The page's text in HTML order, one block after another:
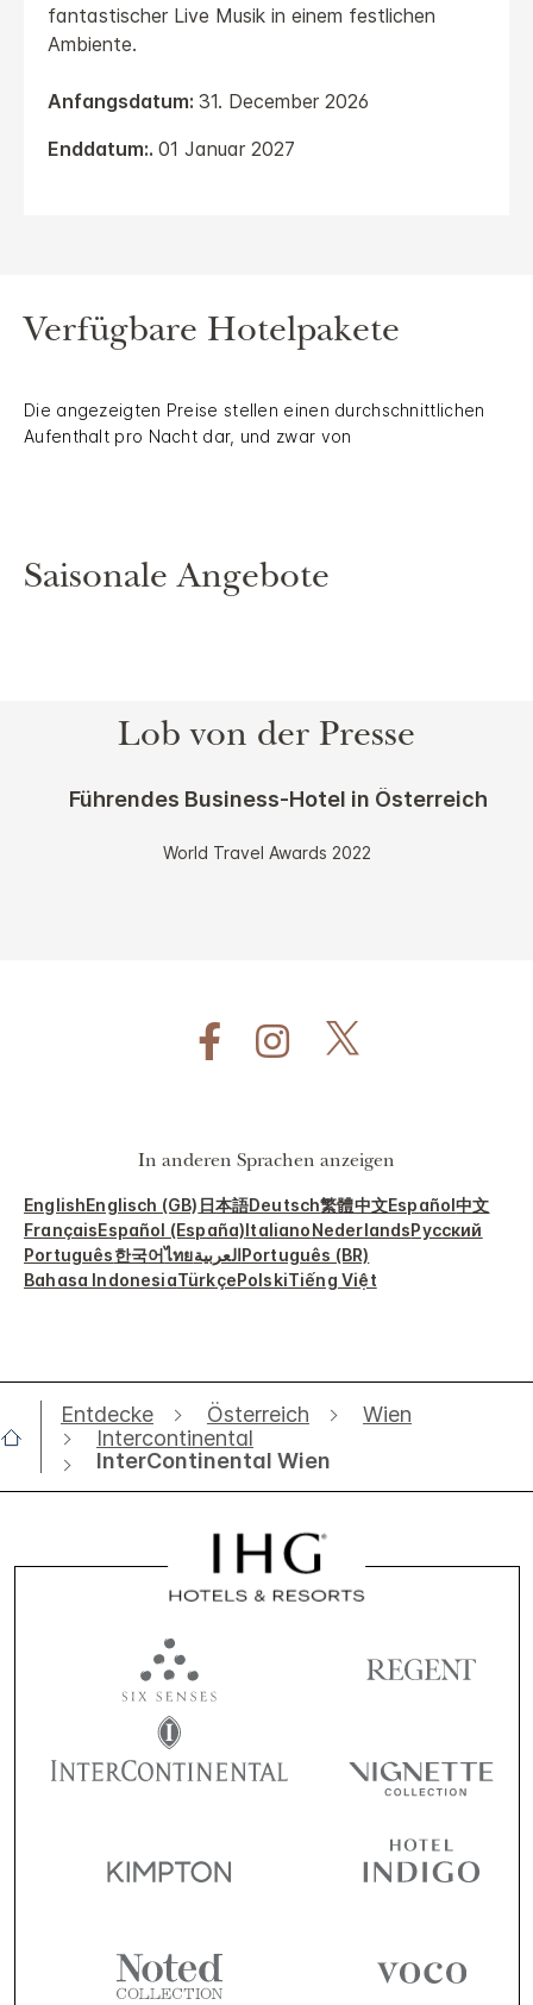
fantastischer Live Musik in einem festlichen
Ambiente.
Anfangsdatum: 31. December 2026
Enddatum:. 01 Januar 2027
Verfügbare Hotelpakete
Die angezeigten Preise stellen einen durchschnittlichen
Aufenthalt pro Nacht dar, und zwar von
Saisonale Angebote
Lob von der Presse
Führendes Business-Hotel in Österreich
World Travel Awards 2022
In anderen Sprachen anzeigen
EnglishEnglisch (GB) 日本語Deutsch繁體中文Español中文
FrançaisEspañol (España)ItalianoNederlandsРусский
Português한국어ไทยالعربيةPortuguês (BR)
Bahasa IndonesiaTürkçePolskiTiếng Việt
Entdecke Österreich
Wien
Intercontinental
InterContinental Wien